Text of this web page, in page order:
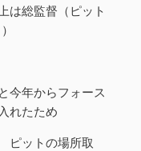
は総監督（ピット
今年からフォース
れたため
ットの場所取